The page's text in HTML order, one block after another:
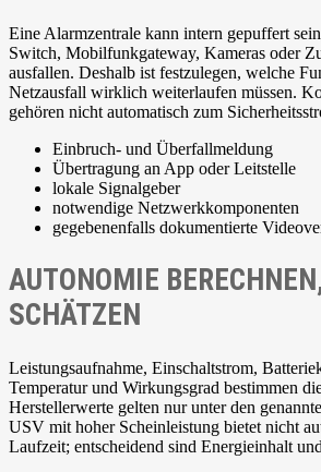
Eine Alarmzentrale kann intern gepuffert
Switch, Mobilfunkgateway, Kameras oder
ausfallen. Deshalb ist festzulegen, welche
Netzausfall wirklich weiterlaufen müssen.
gehören nicht automatisch zum
Einbruch- und Überfallmeldung
Übertragung an App oder Leitstelle
lokale Signalgeber
notwendige Netzwerkkomponenten
gegebenenfalls dokumentierte
AUTONOMIE
SCHÄTZEN
Leistungsaufnahme, Einschaltstrom,
Temperatur und Wirkungsgrad bestimmen
Herstellerwerte gelten nur unter den
USV mit hoher Scheinleistung bietet nicht
Laufzeit; entscheidend sind Energieinhalt